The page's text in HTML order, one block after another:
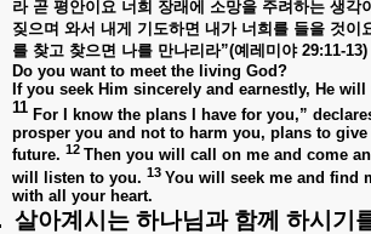
라 곧 평안이요 너희 장래에 소망을 주려하는 생각
짖으며 와서 내게 기도하면 내가 너희를 들을 것이
를 찾고 찾으면 나를 만나리라”(예레미야 29:11-13)
Do you want to meet the living God?
If you seek Him sincerely and earnestly, He will
11 For I know the plans I have for you,”
prosper you and not to harm you, plans to
future. 12 Then you will call on me and come
will listen to you. 13 You will seek me and find
with all your heart.
살아계시는 하나님과 함께 하시기